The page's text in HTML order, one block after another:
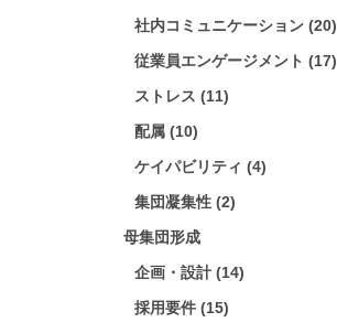
社内コミュニケーション (20)
従業員エンゲージメント (17)
ストレス (11)
配属 (10)
ケイパビリティ (4)
集団凝集性 (2)
母集団形成
企画・設計 (14)
採用要件 (15)